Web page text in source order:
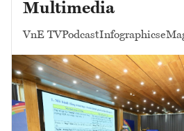
Multimedia
VnE TVPodcastInfographics